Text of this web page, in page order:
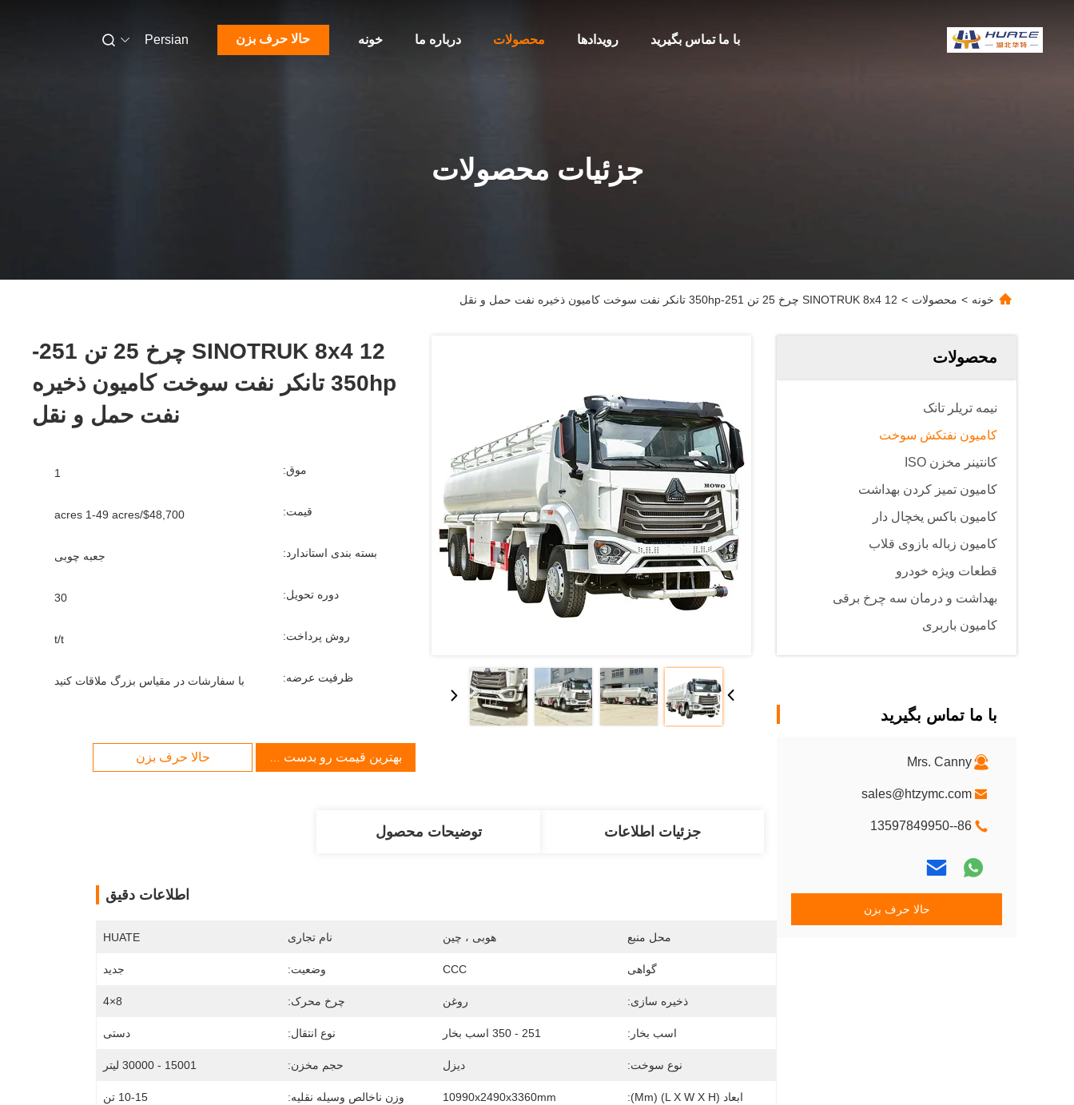
خونه درباره ما محصولات رویدادها با ما تماس بگیرید حالا حرف بزن Persian
جزئیات محصولات
خونه > محصولات > SINOTRUK 8x4 12 چرخ 25 تن 251-350hp تانکر نفت سوخت کامیون ذخیره نفت حمل و نقل
محصولات
نیمه تریلر تانک
کامیون نفتکش سوخت
کانتینر مخزن ISO
کامیون تمیز کردن بهداشت
کامیون باکس یخچال دار
کامیون زباله بازوی قلاب
قطعات ویژه خودرو
بهداشت و درمان سه چرخ برقی
کامیون باربری
با ما تماس بگیرید
Mrs. Canny
sales@htzymc.com
86--13597849950
حالا حرف بزن
SINOTRUK 8x4 12 چرخ 25 تن 251-
350hp تانکر نفت سوخت کامیون ذخیره
نفت حمل و نقل
موق: 1
قیمت: $48,700/acres 1-49 acres
بسته بندی استاندارد: جعبه چوبی
دوره تحویل: 30
روش پرداخت: t/t
ظرفیت عرضه: با سفارشات در مقیاس بزرگ ملاقات کنید
بهترین قیمت رو بدست بیار حالا حرف بزن
جزئیات اطلاعات توضیحات محصول
اطلاعات دقیق
محل منبع هوبی ، چین نام تجاری HUATE
گواهی CCC وضعیت: جدید
ذخیره سازی: روغن چرخ محرک: 8×4
اسب بخار: 251 - 350 اسب بخار نوع انتقال: دستی
نوع سوخت: دیزل حجم مخزن: 15001 - 30000 لیتر
ابعاد (L X W X H) (mm): 10990x2490x3360mm وزن ناخالص وسیله نقلیه: 10-15 تن